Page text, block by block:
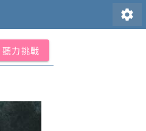
settings
聽力挑戰